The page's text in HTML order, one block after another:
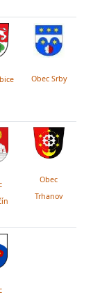
Obec Srby
Obec
Trhanov